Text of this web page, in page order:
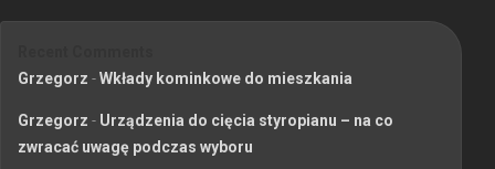
Grzegorz -Wkłady kominkowe do mieszkania
Grzegorz - Urządzenia do cięcia styropianu – na co
zwracać uwagę podczas wyboru